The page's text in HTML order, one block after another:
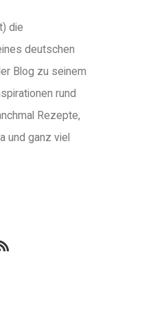
die
deutschen
Blog zu seinem
rund
Rezepte,
und ganz viel